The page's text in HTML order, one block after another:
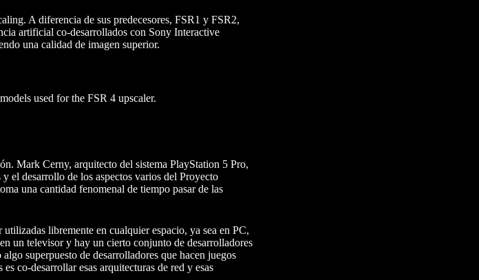
A diferencia de sus predecesores, FSR1 y FSR2,
artificial co-desarrollados con Sony Interactive
una calidad de imagen superior.
used for the FSR 4 upscaler.
Mark Cerny, arquitecto del sistema PlayStation 5 Pro,
el desarrollo de los aspectos varios del Proyecto
una cantidad fenomenal de tiempo pasar de las
libremente en cualquier espacio, ya sea en PC,
un televisor y hay un cierto conjunto de desarrolladores
superpuesto de desarrolladores que hacen juegos
co-desarrollar esas arquitecturas de red y esas